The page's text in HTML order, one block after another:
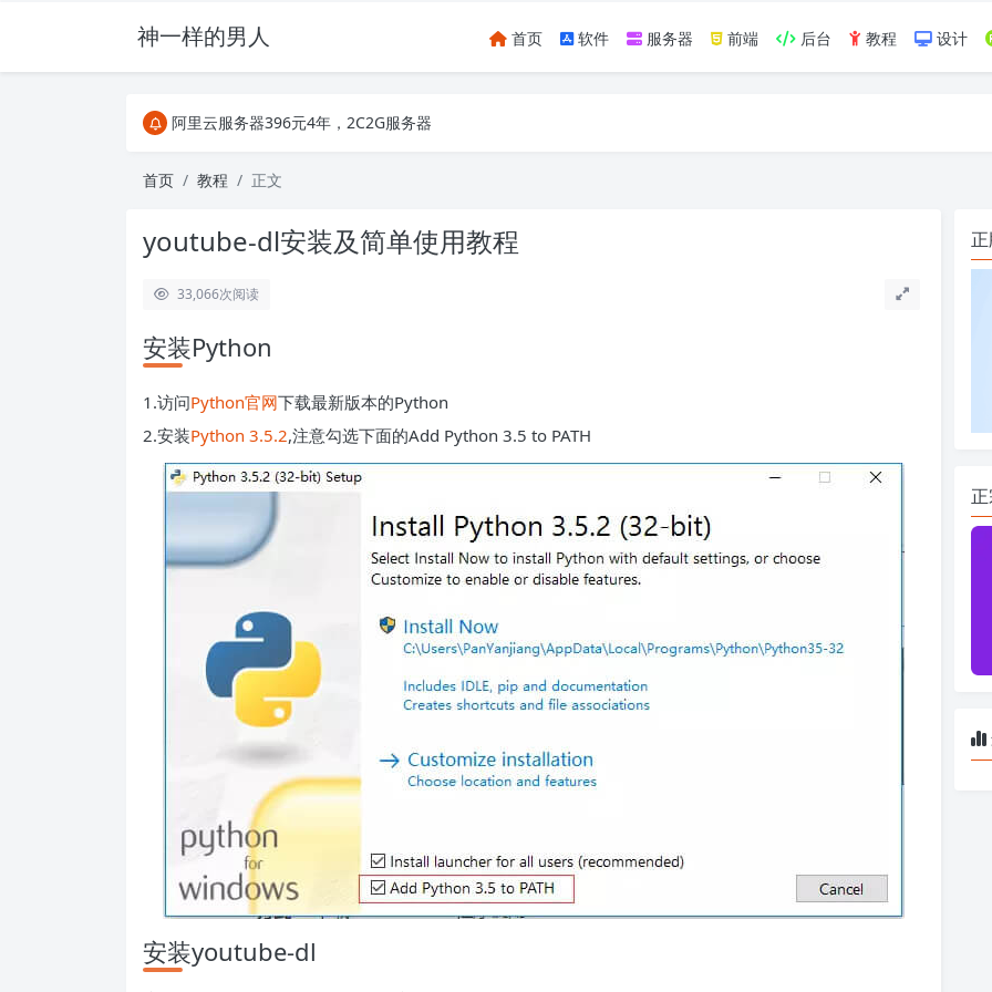
神一样的男人 首页 软件 服务器 前端 后台 教程 设计
阿里云服务器396元4年，2C2G服务器
关注Telegram频道有新消息第一时间推送
阿里云服务器396元4年，2C2G服务器
首页 教程 正文
youtube-dl安装及简单使用教程
33,066次阅读
安装Python
1.访问Python官网下载最新版本的Python
2.安装Python 3.5.2,注意勾选下面的Add Python 3.5 to PATH
安装youtube-dl